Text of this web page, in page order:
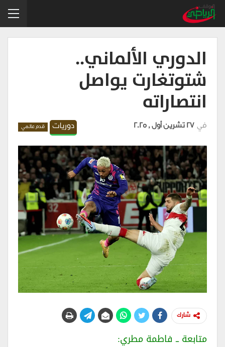
الدوري الألماني..
شتوتغارت يواصل
انتصاراته
دوريات قدم عالمي في 27 تشرين أول , 2025
شارك
متابعة ــ فاطمة مطري: